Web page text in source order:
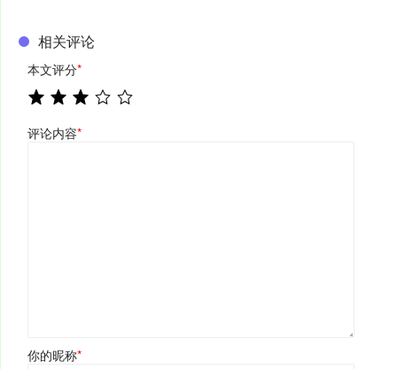
相关评论
本文评分*
评论内容*
你的昵称*